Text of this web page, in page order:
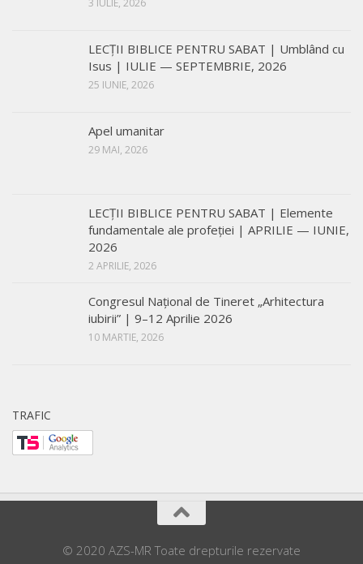
3 IULIE, 2026
LECŢII BIBLICE PENTRU SABAT | Umblând cu
Isus | IULIE — SEPTEMBRIE, 2026
25 IUNIE, 2026
Apel umanitar
29 MAI, 2026
LECŢII BIBLICE PENTRU SABAT | Elemente
fundamentale ale profeției | APRILIE — IUNIE,
2026
2 APRILIE, 2026
Congresul Național de Tineret „Arhitectura
iubirii” | 9–12 Aprilie 2026
10 MARTIE, 2026
TRAFIC
© 2020 AZS-MR Toate drepturile rezervate